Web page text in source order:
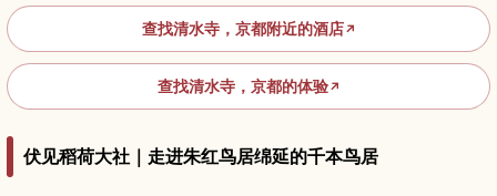
查找清水寺，京都附近的酒店↗
查找清水寺，京都的体验↗
伏见稻荷大社｜走进朱红鸟居绵延的千本鸟居